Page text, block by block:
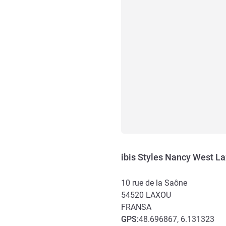
ibis Styles Nancy West
10 rue de la Saône
54520 LAXOU
FRANSA
GPS:48.696867, 6.131323